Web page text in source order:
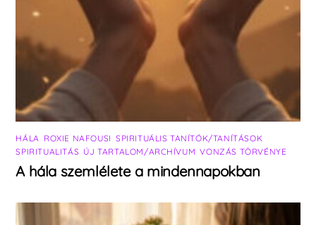
HÁLA ROXIE NAFOUSI SPIRITUÁLIS TANÍTÓK/TANÍTÁSOK
SPIRITUALITÁS ÚJ TARTALOM/ARCHÍVUM ,VONZÁS TÖRVÉNYE
A hála szemlélete a mindennapokban